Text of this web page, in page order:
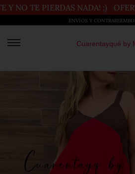
Y NO TE PIERDAS NADA! ;)
ENVÍOS Y
Cuarentayqué by